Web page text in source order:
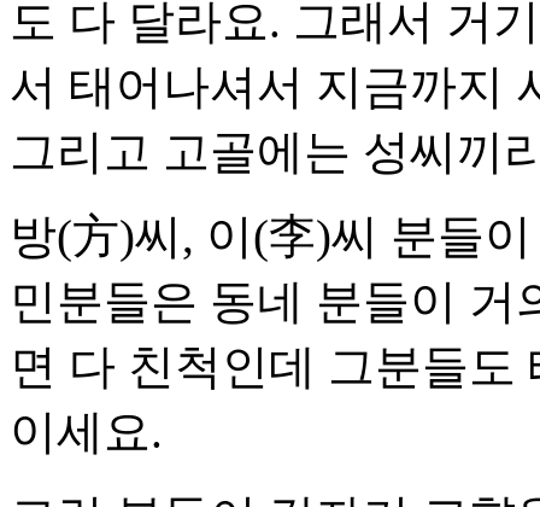
도 다 달라요. 그래서 거
서 태어나셔서 지금까지
그리고 고골에는 성씨끼
방(方)씨, 이(李)씨 분들
민분들은 동네 분들이 거
면 다 친척인데 그분들
이세요.